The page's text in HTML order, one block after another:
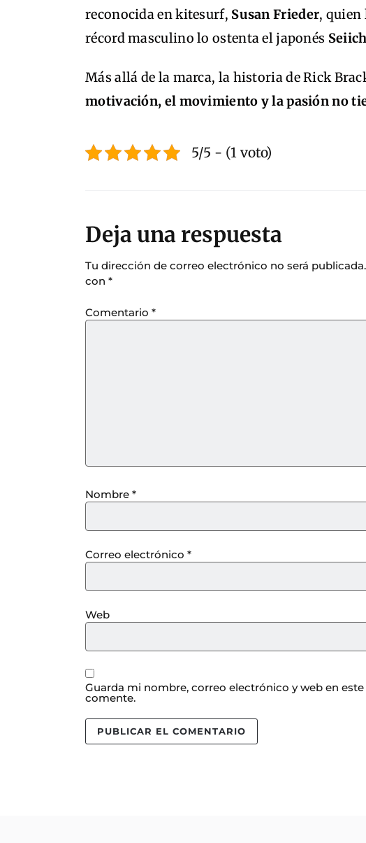
reconocida en kitesurf, Susan Frieder, quien
récord masculino lo ostenta el japonés
Más allá de la marca, la historia de Rick
motivación, el movimiento y la pasión no
5/5 - (1 voto)
Deja una respuesta
Tu dirección de correo electrónico no será publicada.
con *
Comentario *
Nombre *
Correo electrónico *
Web
Guarda mi nombre, correo electrónico y web en
comente.